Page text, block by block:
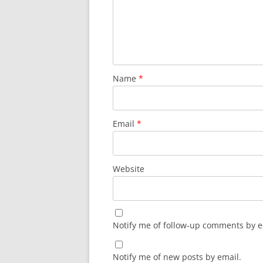
Name *
Email *
Website
Notify me of follow-up comments by
Notify me of new posts by email.